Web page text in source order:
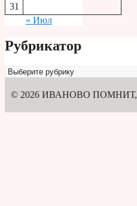
31
« Июл
Рубрикатор
Рубрикатор
© 2026 ИВАНОВО ПОМНИТ,